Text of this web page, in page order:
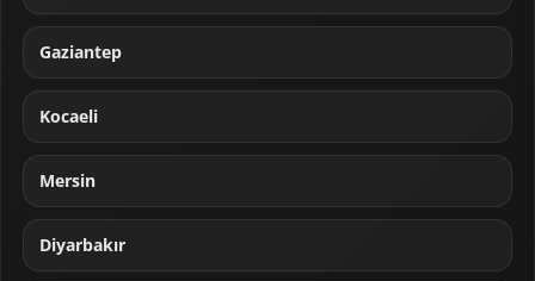
Gaziantep
Kocaeli
Mersin
Diyarbakır